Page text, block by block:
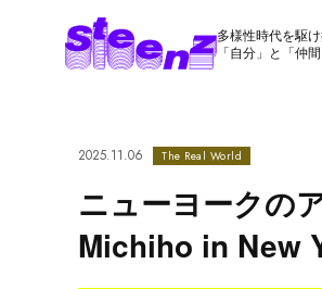
多様性時代を駆け
「自分」と「仲
2025.11.06 The Real World
ニューヨークの
Michiho in New